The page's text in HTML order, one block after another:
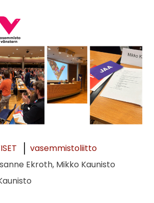
vasemmistoliitto
Ekroth, Mikko Kaunisto